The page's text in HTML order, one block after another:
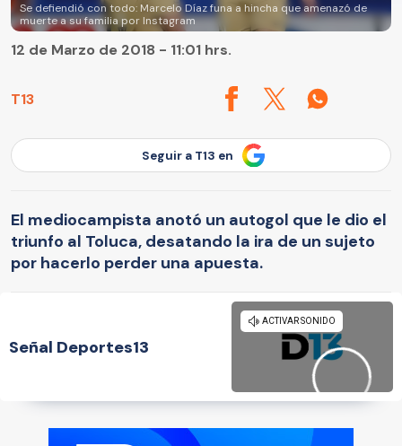
Se defiendió con todo: Marcelo Díaz funa a hincha que amenazó de
muerte a su familia por Instagram
T13
12 de Marzo de 2018 - 11:01 hrs.
Seguir a T13 en
El mediocampista anotó un autogol que le dio el
triunfo al Toluca, desatando la ira de un sujeto
por hacerlo perder una apuesta.
Señal Deportes13